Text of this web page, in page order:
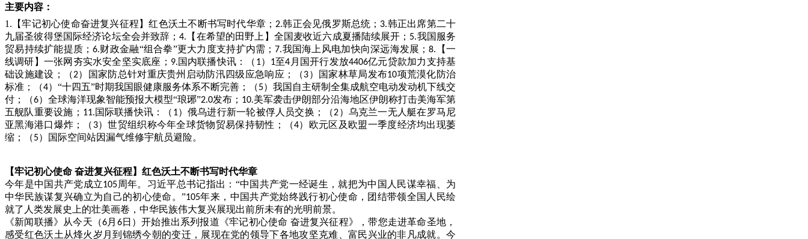
主要内容：
1.【牢记初心使命奋进复兴征程】红色沃土不断书写时代华章； 2.韩正会见俄罗斯总统； 3.韩正出席第二十
九届圣彼得堡国际经济论坛全会并致辞；4. 【在希望的田野上】全国麦收近六成夏播陆续展开； 5.我国服务
贸易持续扩能提质；6.财政金融“组合拳”更大力度支持扩内需；7.我国海上风电加快向深远海发展；8.
【一
线调研】一张网夯实水安全坚实底座； 9.国内联播快讯：（ 1） 1至4 月国开行发放4406亿元贷款加力支持基
础设施建设；（2）国家防总针对重庆贵州启动防汛四级应急响应；（3）国家林草局发布10项荒漠化防治
标准；（4）“十四五”时期我国眼健康服务体系不断完善；（5）我国自主研制全集成航空电动发动机下线交
付；（6）全球海洋现象智能预报大模型“琅琊”2.0发布； 10.美军袭击伊朗部分沿海地区伊朗称打击美海军第
五舰队重要设施； 11.国际联播快讯：（ 1）俄乌进行新一轮被俘人员交换；（2）乌克兰一无人艇在罗马尼
亚黑海港口爆炸；（ 3）世贸组织称今年全球货物贸易保持韧性；（4）欧元区及欧盟一季度经济均出现萎
缩；（5）国际空间站因漏气维修宇航员避险。
【牢记初心使命 奋进复兴征程】红色沃土不断书写时代华章
今年是中国共产党成立105周年。习近平总书记指出：“中国共产党一经诞生，就把为中国人民谋幸福、为
中华民族谋复兴确立为自己的初心使命。”105年来，中国共产党始终践行初心使命，团结带领全国人民绘
就了人类发展史上的壮美画卷，中华民族伟大复兴展现出前所未有的光明前景。
《新闻联播》从今天（6月 6日）开始推出系列报道《牢记初心使命 奋进复兴征程》，带您走进革命圣地，
感受红色沃土从烽火岁月到锦绣今朝的变迁，展现在党的领导下各地攻坚克难、富民兴业的非凡成就。今